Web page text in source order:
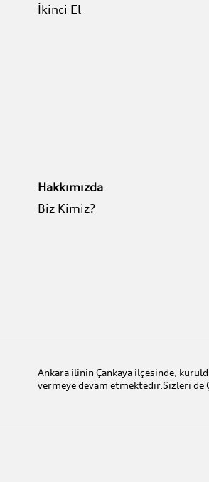
İkinci El
Hakkımızda
Biz Kimiz?
Ankara ilinin Çankaya ilçesinde,
vermeye devam etmektedir.Sizleri de